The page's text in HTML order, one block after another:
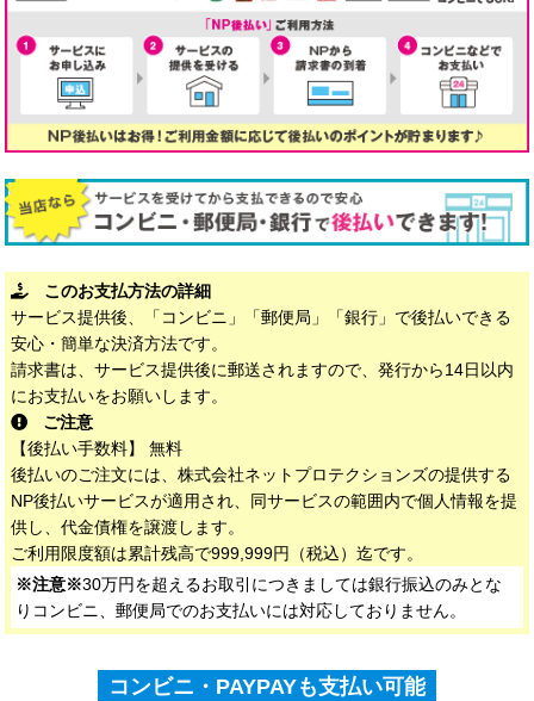
このお支払方法の詳細
サービス提供後、「コンビニ」「郵便局」「銀行」で後払いできる
安心・簡単な決済方法です。
請求書は、サービス提供後に郵送されますので、発行から14日以内
にお支払いをお願いします。
ご注意
【後払い手数料】 無料
後払いのご注文には、株式会社ネットプロテクションズの提供する
NP後払いサービスが適用され、同サービスの範囲内で個人情報を提
供し、代金債権を譲渡します。
ご利用限度額は累計残高で999,999円（税込）迄です。
※注意※30万円を超えるお取引につきましては銀行振込のみとな
りコンビニ、郵便局でのお支払いには対応しておりません。
コンビニ・PAYPAYも支払い可能